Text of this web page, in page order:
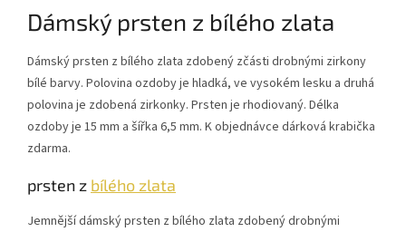
Dámský prsten z bílého zlata
Dámský prsten z bílého zlata zdobený zčásti drobnými zirkony
bílé barvy. Polovina ozdoby je hladká, ve vysokém lesku a druhá
polovina je zdobená zirkonky. Prsten je rhodiovaný. Délka
ozdoby je 15 mm a šířka 6,5 mm. K objednávce dárková krabička
zdarma.
prsten z bílého zlata
Jemnější dámský prsten z bílého zlata zdobený drobnými